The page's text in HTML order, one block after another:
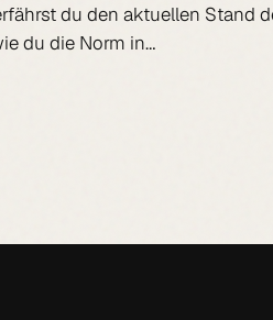
du den aktuellen Stand
du die Norm in…